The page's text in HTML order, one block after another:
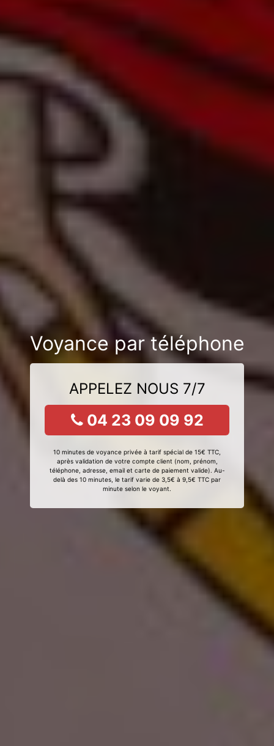
Voyance par téléphone
APPELEZ NOUS 7/7
04 23 09 09 92
10 minutes de voyance privée à tarif spécial de 15€ TTC,
après validation de votre compte client (nom, prénom,
téléphone, adresse, email et carte de paiement valide). Au-
delà des 10 minutes, le tarif varie de 3,5€ à 9,5€ TTC par
minute selon le voyant.